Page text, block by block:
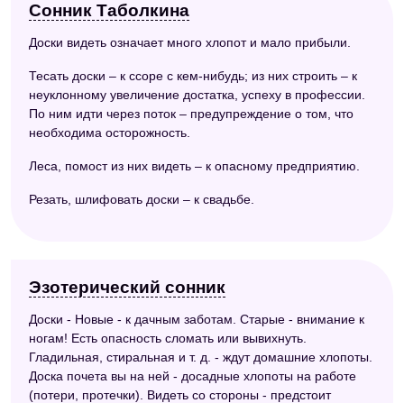
Сонник Таболкина
Доски видеть означает много хлопот и мало прибыли.
Тесать доски – к ссоре с кем-нибудь; из них строить – к
неуклонному увеличение достатка, успеху в профессии.
По ним идти через поток – предупреждение о том, что
необходима осторожность.
Леса, помост из них видеть – к опасному предприятию.
Резать, шлифовать доски – к свадьбе.
Эзотерический сонник
Доски - Новые - к дачным заботам. Старые - внимание к
ногам! Есть опасность сломать или вывихнуть.
Гладильная, стиральная и т. д. - ждут домашние хлопоты.
Доска почета вы на ней - досадные хлопоты на работе
(потери, протечки). Видеть со стороны - предстоит